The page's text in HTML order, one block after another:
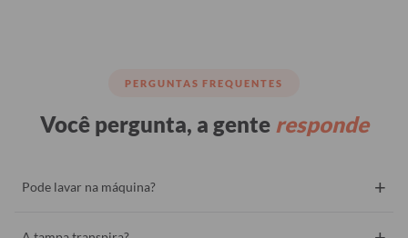
PERGUNTAS FREQUENTES
Você pergunta, a gente responde
Pode lavar na máquina? +